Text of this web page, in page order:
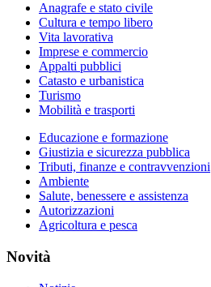
Anagrafe e stato civile
Cultura e tempo libero
Vita lavorativa
Imprese e commercio
Appalti pubblici
Catasto e urbanistica
Turismo
Mobilità e trasporti
Educazione e formazione
Giustizia e sicurezza pubblica
Tributi, finanze e contravvenzioni
Ambiente
Salute, benessere e assistenza
Autorizzazioni
Agricoltura e pesca
Novità